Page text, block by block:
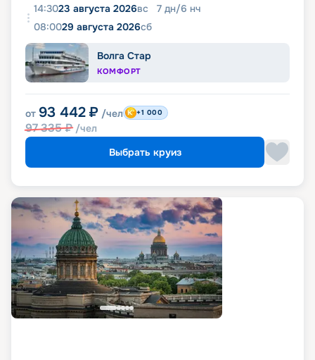
14:3023 августа 2026вс 7 дн/6 нч
08:0029 августа 2026сб
Волга Стар
КОМФОРТ
от 93 442 ₽ /чел
97 335₽ /чел
+1 000
Выбрать круиз